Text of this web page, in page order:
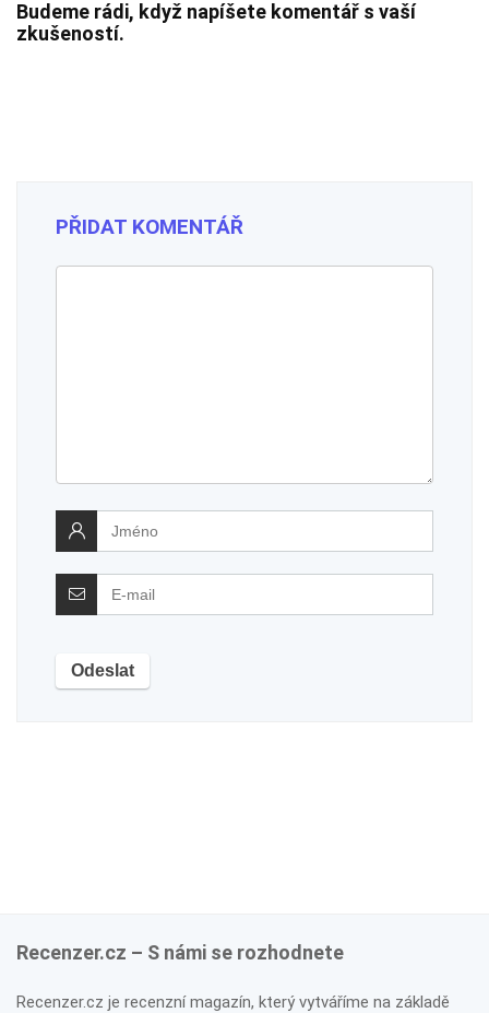
Budeme rádi, když napíšete komentář s vaší
zkušeností.
PŘIDAT KOMENTÁŘ
Recenzer.cz – S námi se rozhodnete
Recenzer.cz je recenzní magazín, který vytváříme na základě